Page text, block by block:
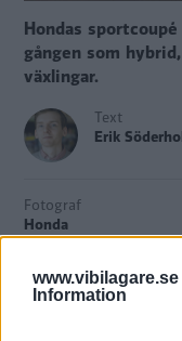
www.vibilagare.se
Information
Hondas
gången som
växlingar.
Text
Erik
Fotograf
Honda